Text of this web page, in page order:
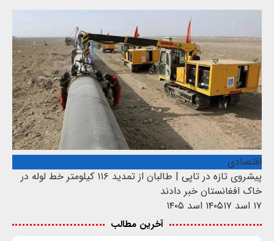
اقتصادی
پیشروی تازه در تاپی | طالبان از تمدید ۱۱۶ کیلومتر خط لوله در
خاک افغانستان خبر دادند
۱۷ اسد ۱۴۰۵
۱۷ اسد ۱۴۰۵
آخرین مطالب